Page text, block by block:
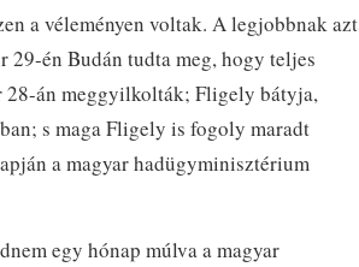
a véleményen voltak. A legjobbnak azt
én Budán tudta meg, hogy teljes
28-án meggyilkolták; Fligely bátyja,
s maga Fligely is fogoly maradt
a magyar hadügyminisztérium
egy hónap múlva a magyar